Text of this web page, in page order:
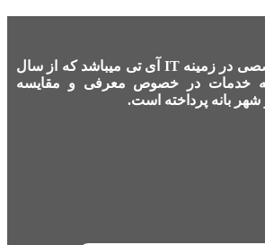
بانه ممتاز سایتی تخصصی در زمینه IT آی تی میباشد که از سال
ارایه خدمات در خصوص معرفی و مقایسه
بانه پرداخته است.